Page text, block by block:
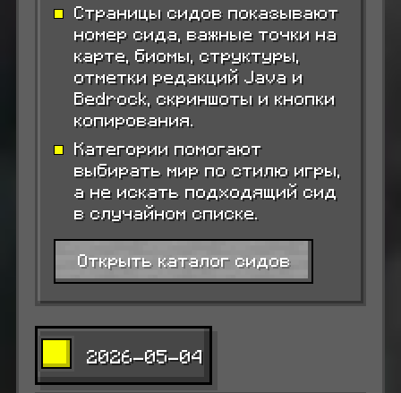
Страницы сидов показывают
номер сида, важные точки на
карте, биомы, структуры,
отметки редакций Java и
Bedrock, скриншоты и кнопки
копирования.
Категории помогают
выбирать мир по стилю игры,
а не искать подходящий сид
в случайном списке.
Открыть каталог сидов
2026-05-04